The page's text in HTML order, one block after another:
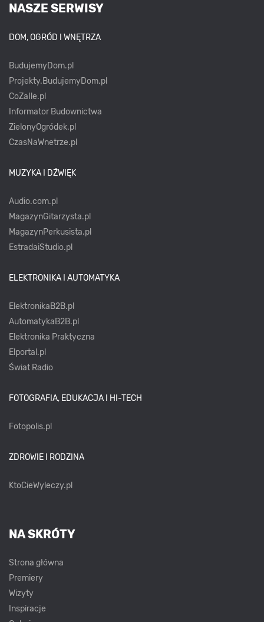
NASZE SERWISY
DOM, OGRÓD I WNĘTRZA
BudujemyDom.pl
Projekty.BudujemyDom.pl
CoZaIle.pl
Informator Budownictwa
ZielonyOgródek.pl
CzasNaWnetrze.pl
MUZYKA I DŹWIĘK
Audio.com.pl
MagazynGitarzysta.pl
MagazynPerkusista.pl
EstradaiStudio.pl
ELEKTRONIKA I AUTOMATYKA
ElektronikaB2B.pl
AutomatykaB2B.pl
Elektronika Praktyczna
Elportal.pl
Świat Radio
FOTOGRAFIA, EDUKACJA I HI-TECH
Fotopolis.pl
ZDROWIE I RODZINA
KtoCieWyleczy.pl
NA SKRÓTY
Strona główna
Premiery
Wizyty
Inspiracje